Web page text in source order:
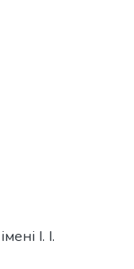
І. І.